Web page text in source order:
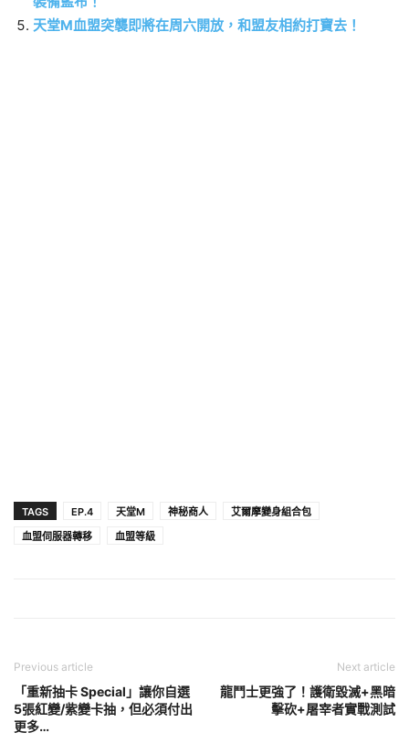
天堂M血盟突襲即將在周六開放，和盟友相約打寶去！
TAGS EP.4 天堂M 神秘商人
艾爾摩變身組合包
血盟伺服器轉移
血盟等級
Previous article
「重新抽卡 Special」讓你自選
5張紅變/紫變卡抽，但必須付出
更多…
Next article
龍鬥士更強了！護衛毀滅+黑暗
擊砍+屠宰者實戰測試